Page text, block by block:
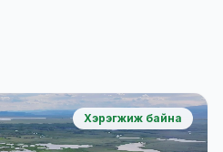
Хэрэгжиж байна